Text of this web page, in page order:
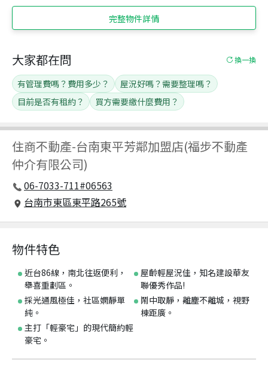
完整物件詳情
住商不動產-台南東平芳鄰加盟店(福步不動產
仲介有限公司)
06-7033-711#06563
台南市東區東平路265號
大家都在問 換一換
有管理費嗎？費用多少？
屋況好嗎？需要整理嗎？
目前是否有租約？
買方需要繳什麼費用？
物件特色
近台86線，南北往返便利，
舉喜重劃區。
屋齡輕屋況佳，知名建設華友
聯優秀作品!
採光通風極佳，社區嫻靜單
純。
鬧中取靜，離塵不離城，視野
棟距廣。
主打「輕豪宅」的現代簡約輕
豪宅。